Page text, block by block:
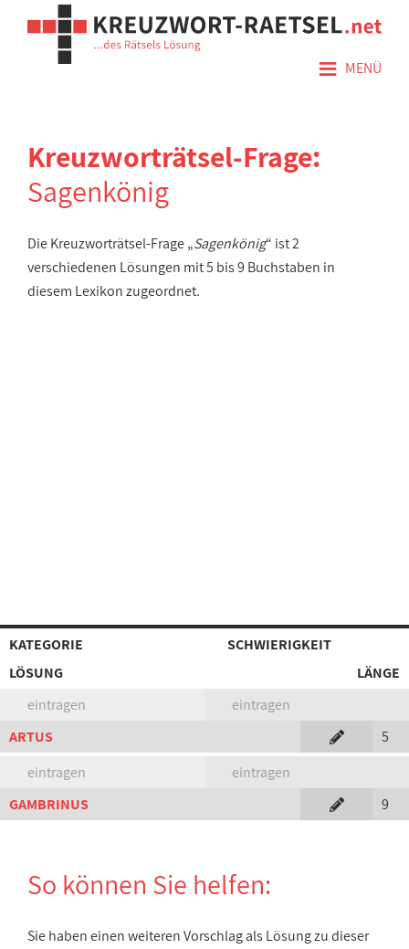
≡ MENÜ
Kreuzworträtsel-Frage:
Sagenkönig
Die Kreuzworträtsel-Frage „Sagenkönig“ ist 2
verschiedenen Lösungen mit 5 bis 9 Buchstaben in
diesem Lexikon zugeordnet.
KATEGORIE
SCHWIERIGKEIT
LÖSUNG
LÄNGE
eintragen
eintragen
ARTUS
5
eintragen
eintragen
GAMBRINUS
9
So können Sie helfen:
Sie haben einen weiteren Vorschlag als Lösung zu dieser